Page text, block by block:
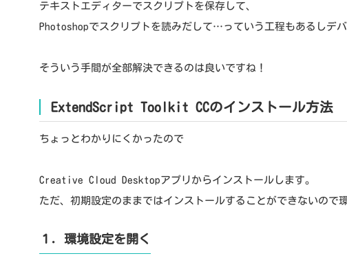
テキストエディターでスクリプトを保存して、
Photoshopでスクリプトを読みだして…っていう工程もあるしデバ
そういう手間が全部解決できるのは良いですね！
ExtendScript Toolkit CCのインストール方法
ちょっとわかりにくかったので
Creative Cloud Desktopアプリからインストールします。
ただ、初期設定のままではインストールすることができないので
１．環境設定を開く